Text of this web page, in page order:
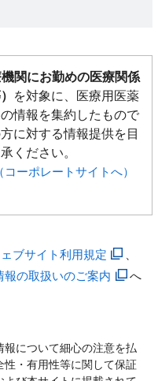
関にお勤めの医療関係
を対象に、医療用医薬
情報を集約したもので
に対する情報提供を目
ください。
ーポレートサイトへ）
ブサイト利用規定
報の取扱いのご案内
へ
について細心の注意を払
性・有用性等に関して保証